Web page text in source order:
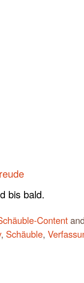
bis bald.
Content
, Schäuble,